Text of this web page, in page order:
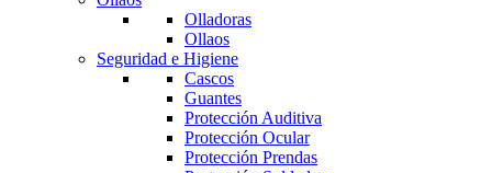
Olladoras
Ollaos
Seguridad e Higiene
Cascos
Guantes
Protección Auditiva
Protección Ocular
Protección Prendas